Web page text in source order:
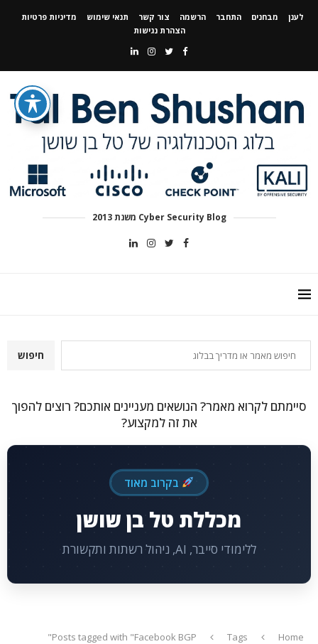
לענן מבחנים התחבר הרשמה צור קשר תנאי שימוש
מדיניות פרטיות
הצהרת נגישות
Cyber Security Blog משנת 2013
חיפוש
סיימתם לקרוא מאמר? הנושאים מעניינים אותכם? רוצים להפוך
את זה למקצוע?
בקרוב מאוד
מכללת טל בן שושן
ללימודי סייבר, AI, ניהול רשתות ותקשורת
Home
Tags
Posts tagged with "Facebook BGP"